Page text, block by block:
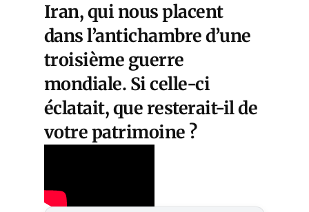
Iran, qui nous placent
dans l’antichambre d’une
troisième guerre
mondiale. Si celle-ci
éclatait, que resterait-il de
votre patrimoine ?